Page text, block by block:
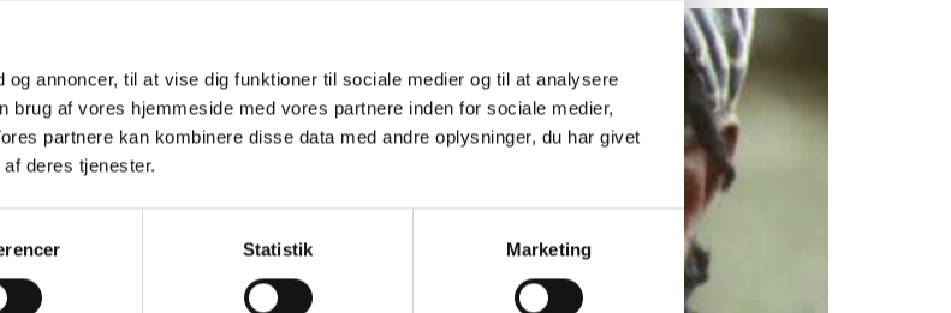
annoncer, til at vise dig funktioner til sociale medier og til at analysere
brug af vores hjemmeside med vores partnere inden for sociale medier,
partnere kan kombinere disse data med andre oplysninger, du har givet
deres tjenester.
Statistik Marketing